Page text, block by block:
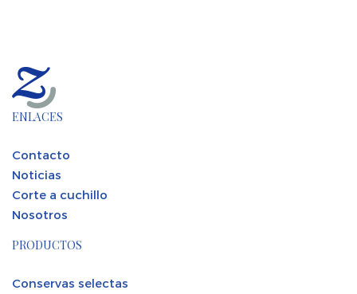
ENLACES
Contacto
Noticias
Corte a cuchillo
Nosotros
PRODUCTOS
Conservas selectas